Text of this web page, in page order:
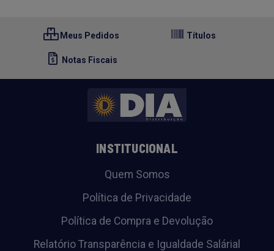
Meus Pedidos Títulos
Notas Fiscais
INSTITUCIONAL
Quem Somos
Política de Privacidade
Política de Compra e Devolução
Relatório Transparência e Igualdade Salárial